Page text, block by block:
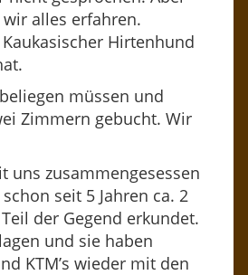
alles erfahren.
Hirtenhund
müssen und
Zimmern gebucht. Wir
uns zusammengesessen
seit 5 Jahren ca. 2
der Gegend erkundet.
und sie haben
KTM’s wieder mit den